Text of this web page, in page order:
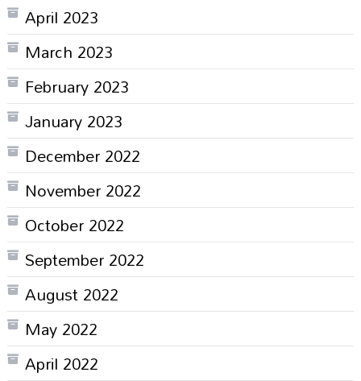
April 2023
March 2023
February 2023
January 2023
December 2022
November 2022
October 2022
September 2022
August 2022
May 2022
April 2022